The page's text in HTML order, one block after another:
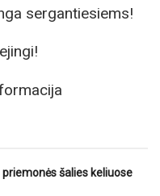
sergantiesiems!
šalies keliuose